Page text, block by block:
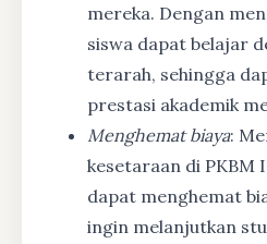
mereka. Dengan
siswa dapat belajar
terarah, sehingga
prestasi akademik
Menghemat biaya:
kesetaraan di PKBM
dapat menghemat
ingin melanjutkan